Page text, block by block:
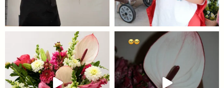
לכבוד ט״ו באב מוזמנים להזמין כב